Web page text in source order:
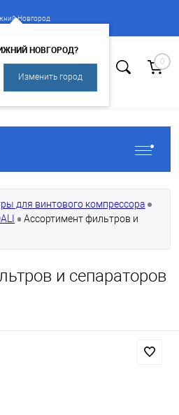
Новгород
НОВГОРОД?
Изменить город
0
для винтового компрессора
Ассортимент фильтров и
и сепараторов